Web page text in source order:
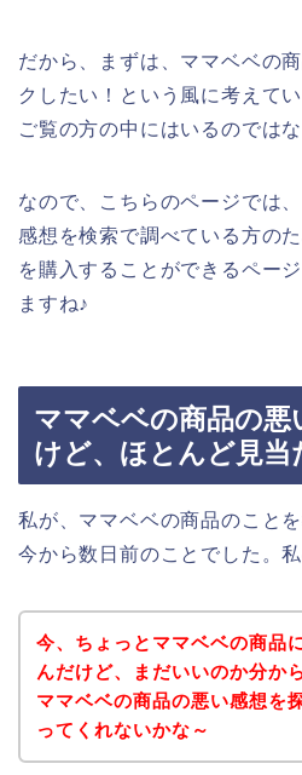
だから、まずは、ママベベの
クしたい！という風に考えて
ご覧の方の中にはいるのでは
なので、こちらのページでは
感想を検索で調べている方の
を購入することができるペー
ますね♪
ママベベの商品の悪
けど、ほとんど見当
私が、ママベベの商品のこと
今から数日前のことでした。私
今、ちょっとママベベの商品
んだけど、まだいいのか分か
ママベベの商品の悪い感想を
ってくれないかな～